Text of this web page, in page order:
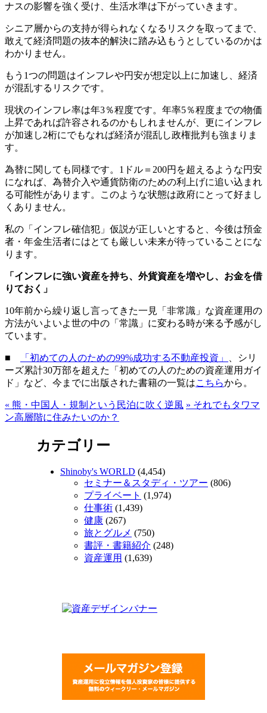
ナスの影響を強く受け、生活水準は下がっていきます。
シニア層からの支持が得られなくなるリスクを取ってまで、
敢えて経済問題の抜本的解決に踏み込もうとしているのかは
わかりません。
もう1つの問題はインフレや円安が想定以上に加速し、経済
が混乱するリスクです。
現状のインフレ率は年3％程度です。年率5％程度までの物価
上昇であれば許容されるのかもしれませんが、更にインフレ
が加速し2桁にでもなれば経済が混乱し政権批判も強まりま
す。
為替に関しても同様です。1ドル＝200円を超えるような円安
になれば、為替介入や通貨防衛のための利上げに追い込まれ
る可能性があります。このような状態は政府にとって好まし
くありません。
私の「インフレ確信犯」仮説が正しいとすると、今後は預金
者・年金生活者にはとても厳しい未来が待っていることにな
ります。
「インフレに強い資産を持ち、外貨資産を増やし、お金を借
りておく」
10年前から繰り返し言ってきた一見「非常識」な資産運用の
方法がいよいよ世の中の「常識」に変わる時が来る予感がし
ています。
■ 「初めての人のための99%成功する不動産投資」
、シリ
ーズ累計30万部を超えた「初めての人のための資産運用ガイ
ド」など、今までに出版された書籍の一覧はこちらから。
« 熊・中国人・規制という民泊に吹く逆風 » それでもタワマ
ン高層階に住みたいのか？
カテゴリー
Shinoby's WORLD (4,454)
セミナー＆スタディ・ツアー (806)
プライベート (1,974)
仕事術 (1,439)
健康 (267)
旅とグルメ (750)
書評・書籍紹介 (248)
資産運用 (1,639)